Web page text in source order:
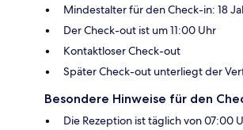
Mindestalter für den Check-in: 18
Der Check-out ist um 11:00 Uhr
Kontaktloser Check-out
Später Check-out unterliegt der
Besondere Hinweise für den
Die Rezeption ist täglich von 07:00